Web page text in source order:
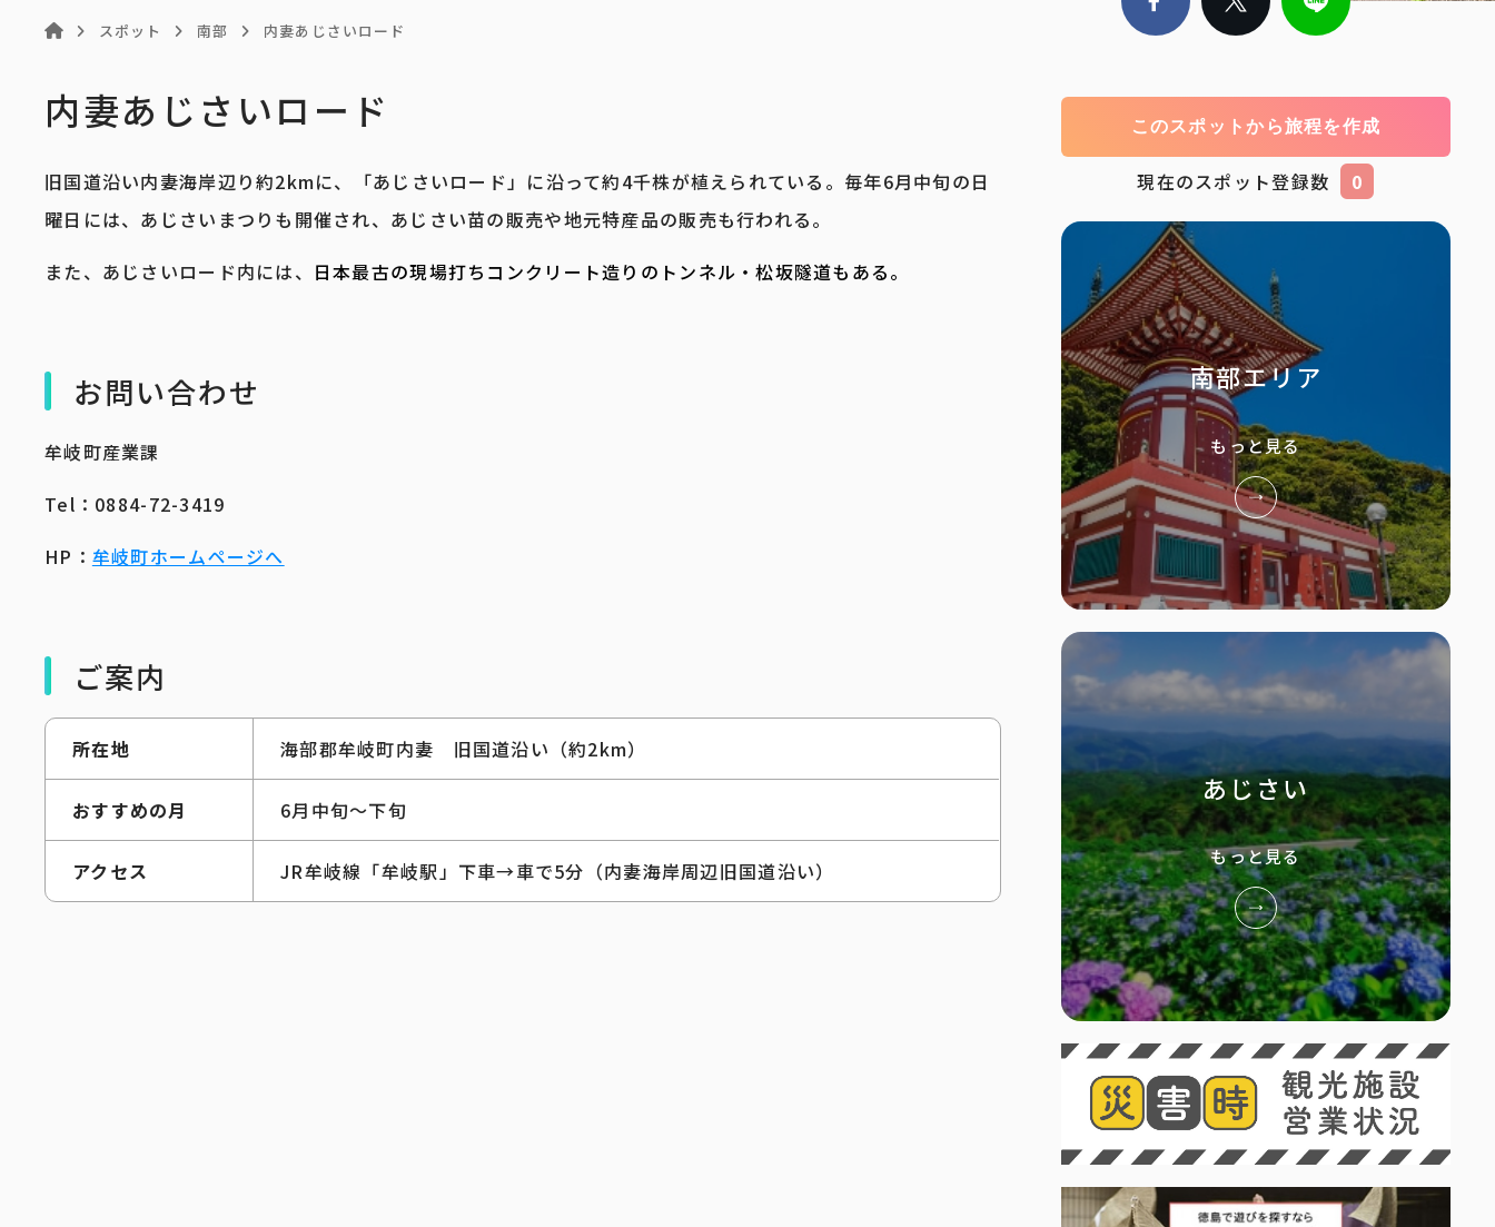
スポット 南部 内妻あじさいロード
内妻あじさいロード
旧国道沿い内妻海岸辺り約2kmに、「あじさいロード」に沿って約4千株が植えられている。毎年6月中旬の日
曜日には、あじさいまつりも開催され、あじさい苗の販売や地元特産品の販売も行われる。
また、あじさいロード内には、 日本最古の現場打ちコンクリート造りのトンネル・松坂隧道もある。
お問い合わせ
牟岐町産業課
Tel：0884-72-3419
HP： 牟岐町ホームページへ
ご案内
所在地 海部郡牟岐町内妻 旧国道沿い（約2km）
おすすめの月 6月中旬～下旬
アクセス JR牟岐線「牟岐駅」下車→車で5分（内妻海岸周辺旧国道沿い）
このスポットから旅程を作成
現在のスポット登録数 0
南部エリア
もっと見る
あじさい
もっと見る